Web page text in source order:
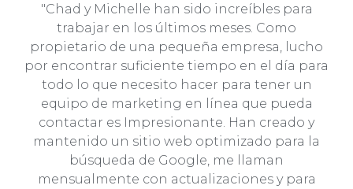
"Chad y Michelle han sido increíbles para
trabajar en los últimos meses. Como
propietario de una pequeña empresa, lucho
por encontrar suficiente tiempo en el día para
todo lo que necesito hacer para tener un
equipo de marketing en línea que pueda
contactar es Impresionante. Han creado y
mantenido un sitio web optimizado para la
búsqueda de Google, me llaman
mensualmente con actualizaciones y para